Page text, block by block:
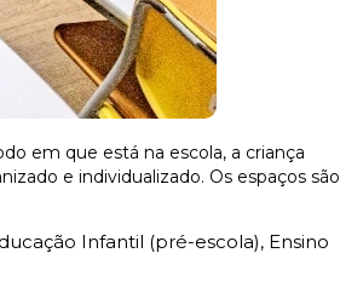
em que está na escola, a criança
e individualizado. Os espaços são
Infantil (pré-escola), Ensino